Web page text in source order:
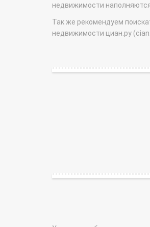
недвижимости
Так же рекомендуем
недвижимости циан.ру